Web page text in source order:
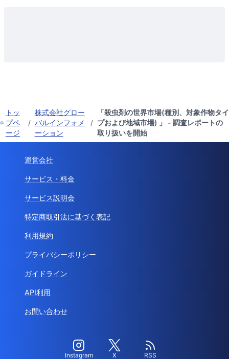
トッ
プペ
ージ
/
株式会社グロー
バルインフォメ
ーション
/
「殺虫剤の世界市場(種別、対象作物タイ
プおよび地域市場) 」 - 調査レポートの
取り扱いを開始
運営会社
サービス・料金
サービス説明会
特定商取引法に基づく表記
利用規約
プライバシーポリシー
ガイドライン
API利用
お問い合わせ
Instagram X RSS